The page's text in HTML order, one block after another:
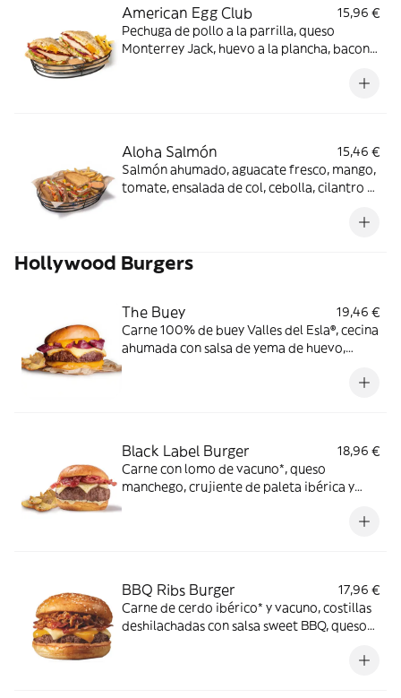
American Egg Club
15,96 €
Pechuga de pollo a la parrilla, queso
Monterrey Jack, huevo a la plancha, bacon
salsa mayo-wey en pan tostado con pipas
Aloha Salmón
15,46 €
Salmón ahumado, aguacate fresco, mango,
tomate, ensalada de col, cebolla, cilantro y
mínimo 24 horas.
Hollywood Burgers
The Buey
19,46 €
Carne 100% de buey Valles del Esla®, cecina
ahumada con salsa de yema de huevo,
Black Label Burger
18,96 €
Carne con lomo de vacuno*, queso
manchego, crujiente de paleta ibérica y
BBQ Ribs Burger
17,96 €
Carne de cerdo ibérico* y vacuno, costillas
deshilachadas con salsa sweet BBQ, queso